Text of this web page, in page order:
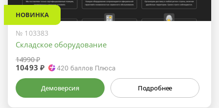
НОВИНКА
№ 103383
Складское оборудование
14990 ₽
10493 ₽ 420 баллов Плюса
Демоверсия Подробнее